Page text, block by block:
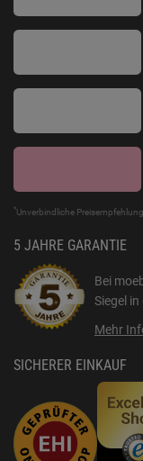
*Unverbindliche
5 JAHRE GARANTIE
Bei
Siegel
Mehr
SICHERER EINKAUF